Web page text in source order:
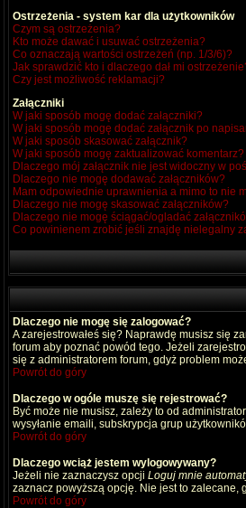
Ostrzeżenia - system kar dla użytkowników
Czym są ostrzeżenia?
Kto może dawać i usuwać ostrzeżenia?
Co oznaczają wartości ostrzeżeń (np. 1/3/6)?
Jak sprawdzić kto i dlaczego dał mi
Czy jest możliwość reklamacji?
Załączniki
W jaki sposób mogę dodać załączniki?
W jaki sposób mogę dodać załącznik po
W jaki sposób skasować załącznik?
W jaki sposób mogę zaktualizować komentarz?
Dlaczego mój załącznik nie jest widoczny w
Dlaczego nie mogę dodawać załączników?
Mam odpowiednie uprawnienia a mimo to nie
Dlaczego nie mogę skasować załączników?
Dlaczego nie mogę ściągać/ogladać
Co powinienem zrobić jeśli znajdę nielegalny
Dlaczego nie mogę się zalogować?
A zarejestrowałeś się? Naprawdę musisz się
forum aby poznać powód tego. Jeżeli
się z administratorem forum, gdyż problem
Powrót do góry
Dlaczego w ogóle muszę się rejestrować?
Być może nie musisz, zależy to od
wysyłanie emaili, subskrypcja grup
Powrót do góry
Dlaczego wciąż jestem wylogowywany?
Jeżeli nie zaznaczysz opcji Loguj mnie
zaznacz powyższą opcję. Nie jest to
Powrót do góry